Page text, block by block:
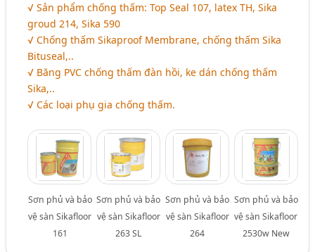
√ Sản phẩm chống thấm: Top Seal 107, latex TH, Sika
groud 214, Sika 590
√ Chống thấm Sikaproof Membrane, chống thấm Sika
Bituseal,..
√ Băng PVC chống thấm đàn hồi, ke dán chống thấm
Sika,..
√ Các loại phụ gia chống thấm.
Sơn phủ và bảo
vệ sàn Sikafloor
161
Sơn phủ và bảo
vệ sàn Sikafloor
263 SL
Sơn phủ và bảo
vệ sàn Sikafloor
264
Sơn phủ và bảo
vệ sàn Sikafloor
2530w New